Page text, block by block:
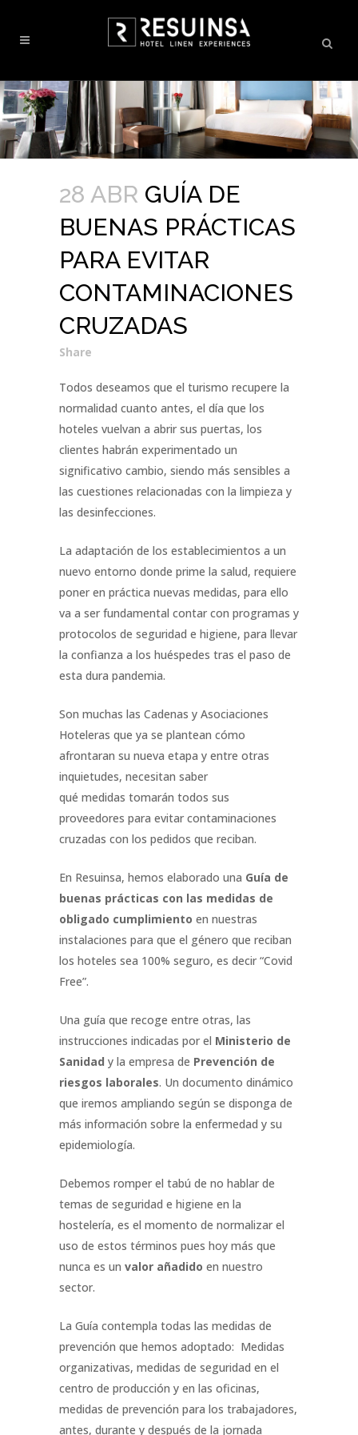
28 ABR GUÍA DE
BUENAS PRÁCTICAS
PARA EVITAR
CONTAMINACIONES
CRUZADAS
Share
Todos deseamos que el turismo recupere la
normalidad cuanto antes, el día que los
hoteles vuelvan a abrir sus puertas, los
clientes habrán experimentado un
significativo cambio, siendo más sensibles a
las cuestiones relacionadas con la limpieza y
las desinfecciones.
La adaptación de los establecimientos a un
nuevo entorno donde prime la salud, requiere
poner en práctica nuevas medidas, para ello
va a ser fundamental contar con programas y
protocolos de seguridad e higiene, para llevar
la confianza a los huéspedes tras el paso de
esta dura pandemia.
Son muchas las Cadenas y Asociaciones
Hoteleras que ya se plantean cómo
afrontaran su nueva etapa y entre otras
inquietudes, necesitan saber
qué medidas tomarán todos sus
proveedores para evitar contaminaciones
cruzadas con los pedidos que reciban.
En Resuinsa, hemos elaborado una Guía de
buenas prácticas con las medidas de
obligado cumplimiento en nuestras
instalaciones para que el género que reciban
los hoteles sea 100% seguro, es decir “Covid
Free”.
Una guía que recoge entre otras, las
instrucciones indicadas por el Ministerio de
Sanidad y la empresa de Prevención de
riesgos laborales. Un documento dinámico
que iremos ampliando según se disponga de
más información sobre la enfermedad y su
epidemiología.
Debemos romper el tabú de no hablar de
temas de seguridad e higiene en la
hostelería, es el momento de normalizar el
uso de estos términos pues hoy más que
nunca es un valor añadido en nuestro
sector.
La Guía contempla todas las medidas de
prevención que hemos adoptado: Medidas
organizativas, medidas de seguridad en el
centro de producción y en las oficinas,
medidas de prevención para los trabajadores,
antes, durante y después de la jornada